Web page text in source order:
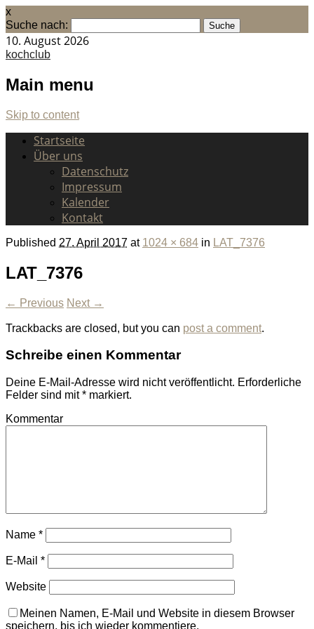
x
Suche nach:
10. August 2026
kochclub
Main menu
Skip to content
Startseite
Über uns
Datenschutz
Impressum
Kalender
Kontakt
Published 27. April 2017 at 1024 × 684 in LAT_7376
LAT_7376
← Previous Next →
Trackbacks are closed, but you can post a comment.
Schreibe einen Kommentar
Deine E-Mail-Adresse wird nicht veröffentlicht. Erforderliche
Felder sind mit* markiert.
Kommentar
Name *
E-Mail *
Website
Meinen Namen, E-Mail und Website in diesem Browser
speichern, bis ich wieder kommentiere.